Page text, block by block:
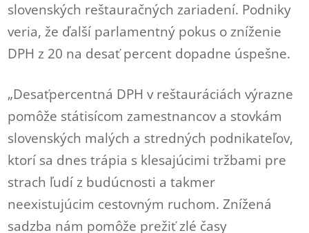
slovenských reštauračných zariadení. Podniky
veria, že ďalší parlamentný pokus o zníženie
DPH z 20 na desať percent dopadne úspešne.
„Desaťpercentná DPH v reštauráciách výrazne
pomôže státisícom zamestnancov a stovkám
slovenských malých a stredných podnikateľov,
ktorí sa dnes trápia s klesajúcimi tržbami pre
strach ľudí z budúcnosti a takmer
neexistujúcim cestovným ruchom. Znížená
sadzba nám pomôže prežiť zlé časy